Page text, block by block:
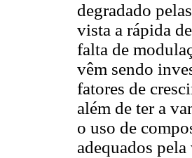
degradado
vista a rápida
falta de
vêm sendo
fatores de
além de ter a
o uso de
adequados